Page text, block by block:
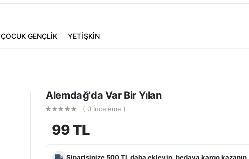
ÇOCUK GENÇLİK YETİŞKİN
Alemdağ'da Var Bir Yılan
( 0 İnceleme )
99 TL